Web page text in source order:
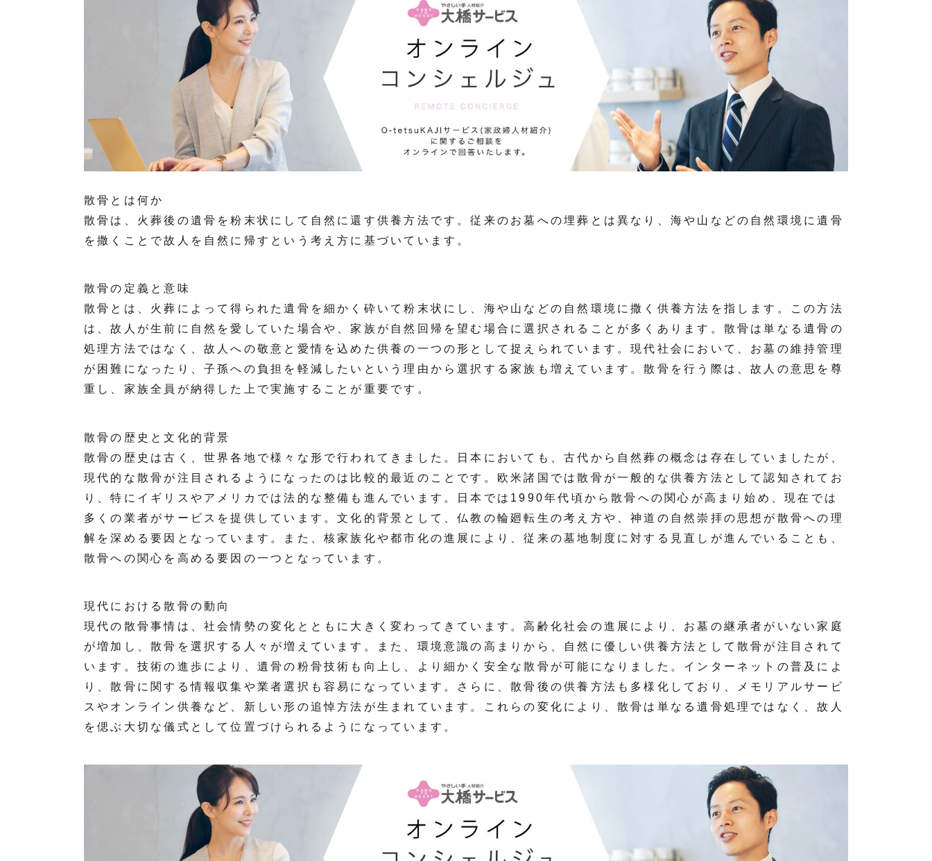
散骨とは何か
散骨は、火葬後の遺骨を粉末状にして自然に還す供養方法です。従来のお墓への埋葬とは異なり、海や山などの自然環境に遺骨
を撒くことで故人を自然に帰すという考え方に基づいています。
散骨の定義と意味
散骨とは、火葬によって得られた遺骨を細かく砕いて粉末状にし、海や山などの自然環境に撒く供養方法を指します。この方法
は、故人が生前に自然を愛していた場合や、家族が自然回帰を望む場合に選択されることが多くあります。散骨は単なる遺骨の
処理方法ではなく、故人への敬意と愛情を込めた供養の一つの形として捉えられています。現代社会において、お墓の維持管理
が困難になったり、子孫への負担を軽減したいという理由から選択する家族も増えています。散骨を行う際は、故人の意思を尊
重し、家族全員が納得した上で実施することが重要です。
散骨の歴史と文化的背景
散骨の歴史は古く、世界各地で様々な形で行われてきました。日本においても、古代から自然葬の概念は存在していましたが、
現代的な散骨が注目されるようになったのは比較的最近のことです。欧米諸国では散骨が一般的な供養方法として認知されてお
り、特にイギリスやアメリカでは法的な整備も進んでいます。日本では1990年代頃から散骨への関心が高まり始め、現在では
多くの業者がサービスを提供しています。文化的背景として、仏教の輪廻転生の考え方や、神道の自然崇拝の思想が散骨への理
解を深める要因となっています。また、核家族化や都市化の進展により、従来の墓地制度に対する見直しが進んでいることも、
散骨への関心を高める要因の一つとなっています。
現代における散骨の動向
現代の散骨事情は、社会情勢の変化とともに大きく変わってきています。高齢化社会の進展により、お墓の継承者がいない家庭
が増加し、散骨を選択する人々が増えています。また、環境意識の高まりから、自然に優しい供養方法として散骨が注目されて
います。技術の進歩により、遺骨の粉骨技術も向上し、より細かく安全な散骨が可能になりました。インターネットの普及によ
り、散骨に関する情報収集や業者選択も容易になっています。さらに、散骨後の供養方法も多様化しており、メモリアルサービ
スやオンライン供養など、新しい形の追悼方法が生まれています。これらの変化により、散骨は単なる遺骨処理ではなく、故人
を偲ぶ大切な儀式として位置づけられるようになっています。